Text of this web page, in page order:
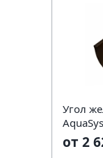
Угол
от 2